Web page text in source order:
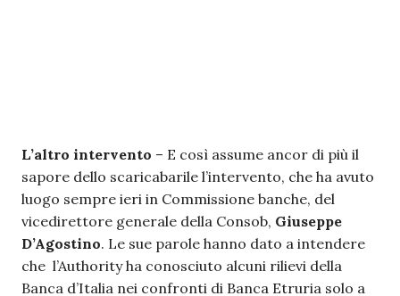
L’altro intervento – E così assume ancor di più il
sapore dello scaricabarile l’intervento, che ha avuto
luogo sempre ieri in Commissione banche, del
vicedirettore generale della Consob, Giuseppe
D’Agostino. Le sue parole hanno dato a intendere
che l’Authority ha conosciuto alcuni rilievi della
Banca d’Italia nei confronti di Banca Etruria solo a